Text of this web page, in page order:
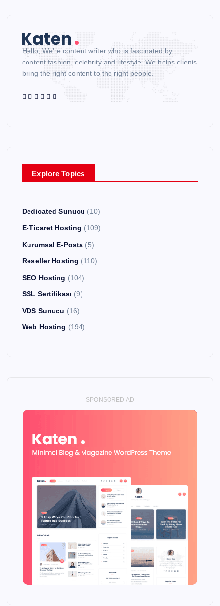
Hello, We’re content writer who is fascinated by
content fashion, celebrity and lifestyle. We helps clients
bring the right content to the right people.
Explore Topics
Dedicated Sunucu (10)
E-Ticaret Hosting (109)
Kurumsal E-Posta (5)
Reseller Hosting (110)
SEO Hosting (104)
SSL Sertifikası (9)
VDS Sunucu (16)
Web Hosting (194)
- SPONSORED AD -